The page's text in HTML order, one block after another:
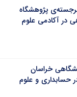
پژوهشگاه
در آکادمی علوم
خراسان
حسابداری و علوم